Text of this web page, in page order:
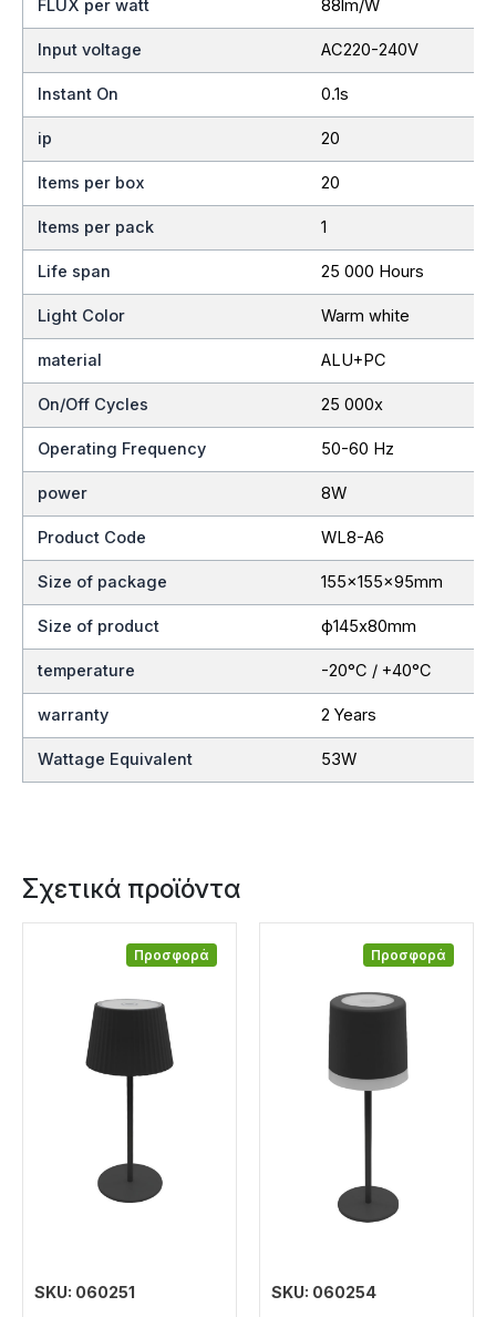
FLUX per watt 88lm/W
Input voltage AC220-240V
Instant On 0.1s
ip 20
Items per box 20
Items per pack 1
Life span 25 000 Hours
Light Color Warm white
material ALU+PC
On/Off Cycles 25 000x
Operating Frequency 50-60 Hz
power 8W
Product Code WL8-A6
Size of package 155x155x95mm
Size of product ф145x80mm
temperature -20°C / +40°C
warranty 2 Years
Wattage Equivalent 53W
Σχετικά προϊόντα
Προσφορά
SKU: 060251
Προσφορά
SKU: 060254